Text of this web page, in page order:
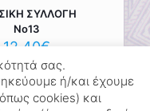
ΣΥΛΛΟΓΗ
Νο13
12.40€
σας.
ή/και έχουμε
cookies) και